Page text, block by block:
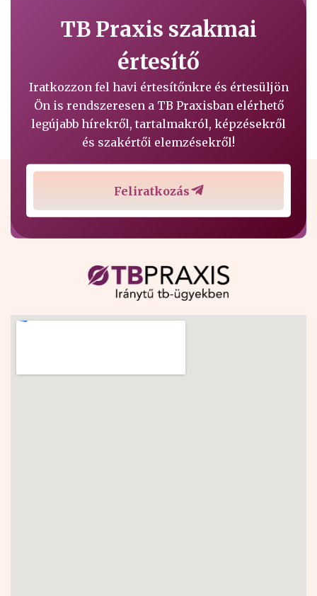
TB Praxis szakmai
értesítő
Iratkozzon fel havi értesítőnkre és értesüljön
Ön is rendszeresen a TB Praxisban elérhető
legújabb hírekről, tartalmakról, képzésekről
és szakértői elemzésekről!
Feliratkozás